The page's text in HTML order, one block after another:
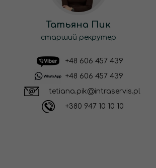
Татьяна Пик
старший рекрутер
+48 606 457 439
+48 606 457 439
tetiana.pik@intraservis.pl
+380 947 10 10 10